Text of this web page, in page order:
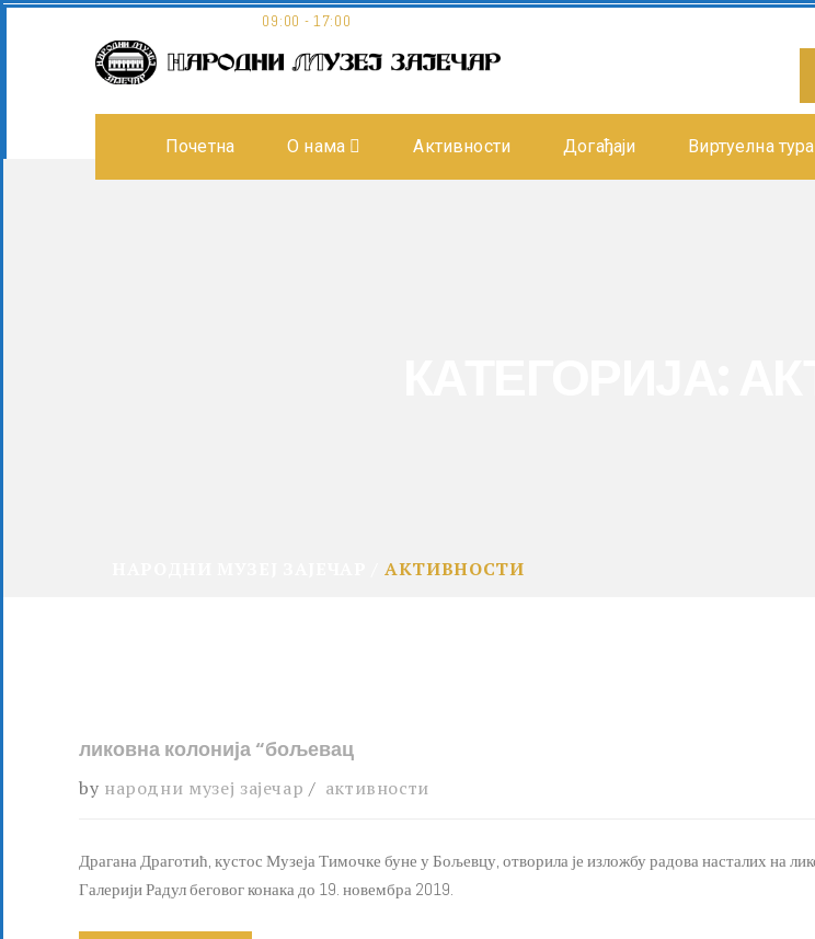
09:00 - 17:00
Почетна О нама Активности Догађаји Виртуелна тура
АКТИВНОСТИ
ликовна колонија “бољевац
by народни музеј зајечар активности
Драгана Драготић, кустос Музеја Тимочке буне у Бољевцу, отворила је изложбу радова насталих на
Галерији Радул беговог конака до 19. новембра 2019.